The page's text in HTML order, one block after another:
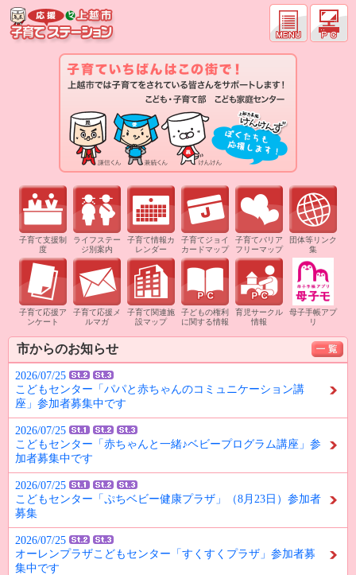
子育て支援制
度
ライフステー
ジ別案内
子育て情報カ
レンダー
子育てジョイ
カードマップ
子育てバリア
フリーマップ
団体等リンク
集
子育て応援ア
ンケート
子育て応援メ
ルマガ
子育て関連施
設マップ
子どもの権利
に関する情報
育児サークル
情報
母子手帳アプ
リ
市からのお知らせ
2026/07/25
こどもセンター「パパと赤ちゃんのコミュニケーション講
座」参加者募集中です
2026/07/25
こどもセンター「赤ちゃんと一緒♪ベビープログラム講座」参
加者募集中です
2026/07/25
こどもセンター「ぷちベビー健康プラザ」（8月23日）参加者
募集
2026/07/25
オーレンプラザこどもセンター「すくすくプラザ」参加者募
集中です